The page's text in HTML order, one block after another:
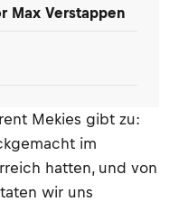
Max Verstappen
Mekies gibt zu:
im
hatten, und von
wir uns